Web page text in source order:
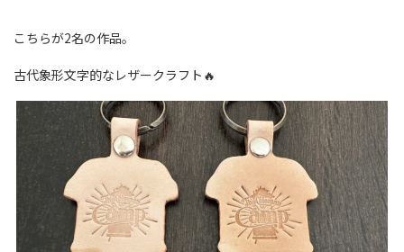
こちらが2名の作品。
古代象形文字的なレザークラフト🔥